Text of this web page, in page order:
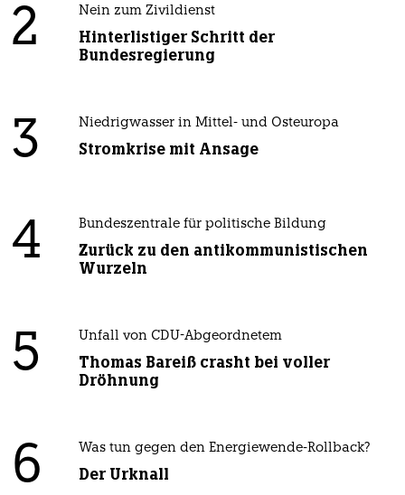
2 Nein zum Zivildienst
Hinterlistiger Schritt der
Bundesregierung
3 Niedrigwasser in Mittel- und Osteuropa
Stromkrise mit Ansage
4 Bundeszentrale für politische Bildung
Zurück zu den antikommunistischen
Wurzeln
5 Unfall von CDU-Abgeordnetem
Thomas Bareiß crasht bei voller
Dröhnung
6 Was tun gegen den Energiewende-Rollback?
Der Urknall